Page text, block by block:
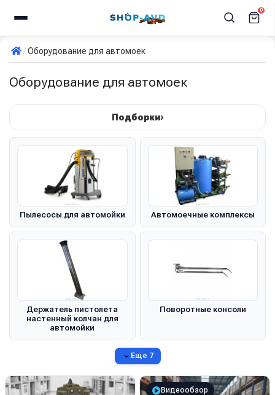
0
Оборудование для автомоек
Оборудование для автомоек
Подборки›
Пылесосы для автомойки Автомоечные комплексы
Держатель пистолета
настенный колчан для
автомойки
Поворотные консоли
Еще 7
Видеообзор